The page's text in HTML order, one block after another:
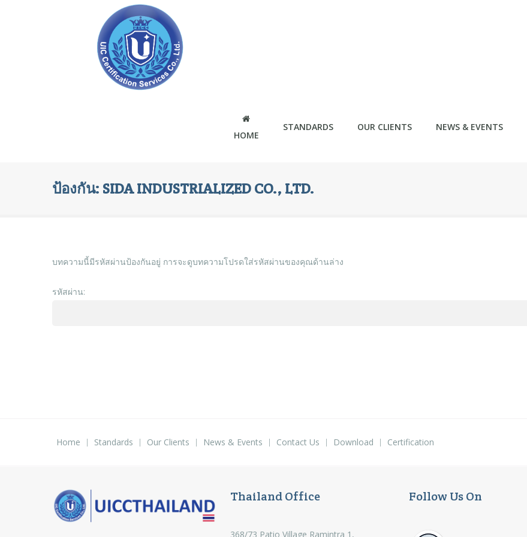
HOME
STANDARDS OUR CLIENTS NEWS & EVENTS
ป้องกัน: SIDA INDUSTRIALIZED CO., LTD.
บทความนี้มีรหัสผ่านป้องกันอยู่ การจะดูบทความโปรดใส่รหัสผ่านของคุณด้านล่าง
รหัสผ่าน:
Home Standards Our Clients News & Events Contact Us Download Certification
Thailand Office
368/73 Patio Village Ramintra 1,
Follow Us On